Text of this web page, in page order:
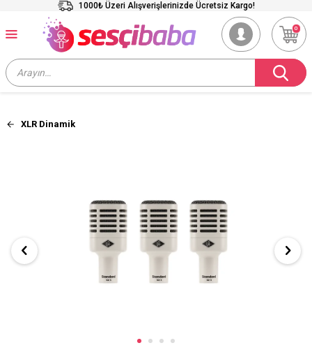
1000₺ Üzeri Alışverişlerinizde Ücretsiz Kargo!
0
XLR Dinamik